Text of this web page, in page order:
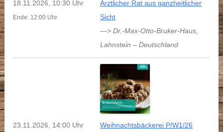
18.11.2026, 10:30 Uhr
Ende: 12:00 Uhr
Ärztlicher Rat aus ganzheitlicher
Sicht
—> Dr.-Max-Otto-Bruker-Haus,
Lahnstein –Deutschland
23.11.2026, 14:00 Uhr
Weihnachtsbäckerei P/W1/26